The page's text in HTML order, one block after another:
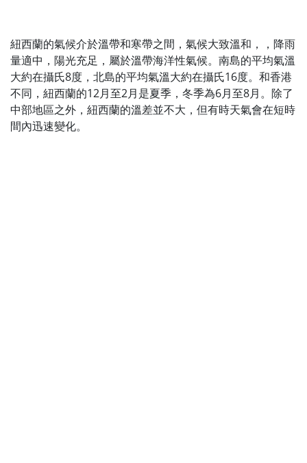
紐西蘭的氣候介於溫帶和寒帶之間，氣候大致溫和，，降雨
量適中，陽光充足，屬於溫帶海洋性氣候。南島的平均氣溫
大約在攝氏8度，北島的平均氣溫大約在攝氏16度。和香港
不同，紐西蘭的12月至2月是夏季，冬季為6月至8月。除了
中部地區之外，紐西蘭的溫差並不大，但有時天氣會在短時
間內迅速變化。